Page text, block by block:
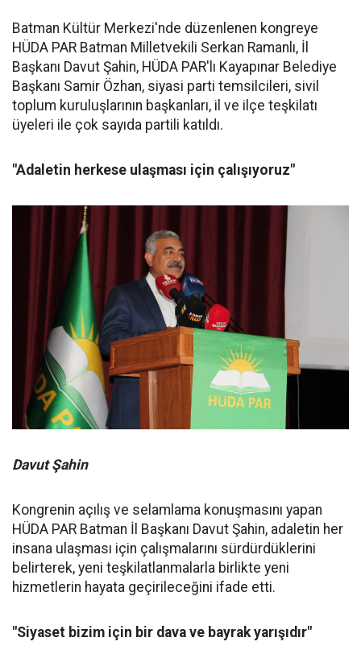
Batman Kültür Merkezi'nde düzenlenen kongreye
HÜDA PAR Batman Milletvekili Serkan Ramanlı, İl
Başkanı Davut Şahin, HÜDA PAR'lı Kayapınar Belediye
Başkanı Samir Özhan, siyasi parti temsilcileri, sivil
toplum kuruluşlarının başkanları, il ve ilçe teşkilatı
üyeleri ile çok sayıda partili katıldı.
"Adaletin herkese ulaşması için çalışıyoruz"
Davut Şahin
Kongrenin açılış ve selamlama konuşmasını yapan
HÜDA PAR Batman İl Başkanı Davut Şahin, adaletin her
insana ulaşması için çalışmalarını sürdürdüklerini
belirterek, yeni teşkilatlanmalarla birlikte yeni
hizmetlerin hayata geçirileceğini ifade etti.
"Siyaset bizim için bir dava ve bayrak yarışıdır"